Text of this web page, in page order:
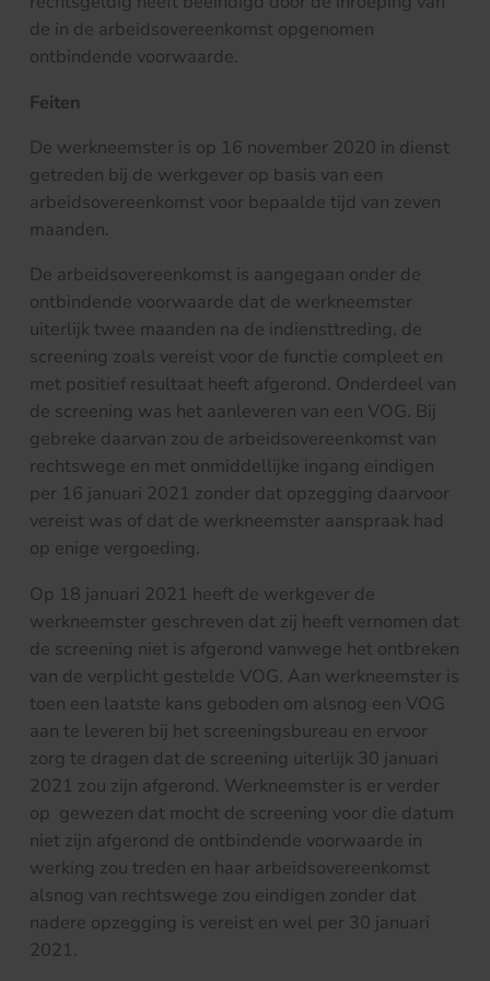
de in de arbeidsovereenkomst opgenomen
ontbindende voorwaarde.
Feiten
De werkneemster is op 16 november 2020 in dienst
getreden bij de werkgever op basis van een
arbeidsovereenkomst voor bepaalde tijd van zeven
maanden.
De arbeidsovereenkomst is aangegaan onder de
ontbindende voorwaarde dat de werkneemster
uiterlijk twee maanden na de indiensttreding, de
screening zoals vereist voor de functie compleet en
met positief resultaat heeft afgerond. Onderdeel van
de screening was het aanleveren van een VOG. Bij
gebreke daarvan zou de arbeidsovereenkomst van
rechtswege en met onmiddellijke ingang eindigen
per 16 januari 2021 zonder dat opzegging daarvoor
vereist was of dat de werkneemster aanspraak had
op enige vergoeding.
Op 18 januari 2021 heeft de werkgever de
werkneemster geschreven dat zij heeft vernomen dat
de screening niet is afgerond vanwege het ontbreken
van de verplicht gestelde VOG. Aan werkneemster is
toen een laatste kans geboden om alsnog een VOG
aan te leveren bij het screeningsbureau en ervoor
zorg te dragen dat de screening uiterlijk 30 januari
2021 zou zijn afgerond. Werkneemster is er verder
op gewezen dat mocht de screening voor die datum
niet zijn afgerond de ontbindende voorwaarde in
werking zou treden en haar arbeidsovereenkomst
alsnog van rechtswege zou eindigen zonder dat
nadere opzegging is vereist en wel per 30 januari
2021.